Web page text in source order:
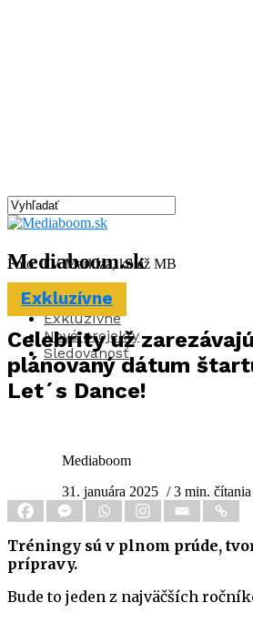
Mediaboom.sk
Aktuality
Exkluzívne
Nové projekty
Sledovanosť
Foto: TV Markíza, koláž MB
Exkluzívne
Celebrity už
plánovaný dátum
Let´s Dance!
Mediaboom
31. januára 2025 / 3 min. čítania
Tréningy sú v plnom prúde,
prípravy.
Bude to jeden z najväčších